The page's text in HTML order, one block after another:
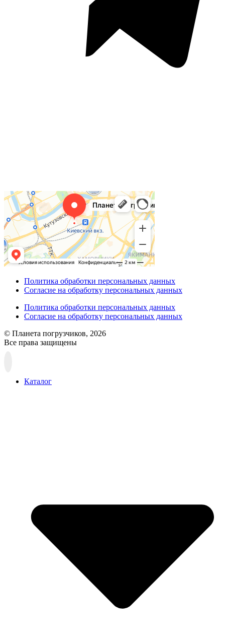
Политика обработки персональных данных
Согласие на обработку персональных данных
Политика обработки персональных данных
Согласие на обработку персональных данных
© Планета погрузчиков, 2026
Все права защищены
Каталог